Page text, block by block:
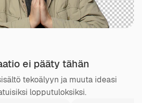
ei pääty tähän
tekoälyyn ja muuta ideasi
lopputuloksiksi.